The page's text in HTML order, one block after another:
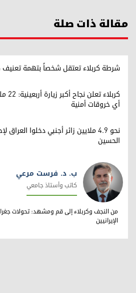
مقالة ذات صلة
شرطة كربلاء تعتقل شخصاً بتهمة
أي خروقات أمنية
نحو 4.9 ملايين زائر أجنبي دخلوا العراق
الحسين
ب. د. فرست مرعي
ب. د. فرست مرعي
كاتب وأستاذ جامعي
من النجف وكربلاء إلى قم ومشهد: تحولات
الإيرانيين